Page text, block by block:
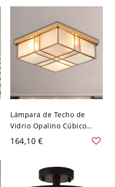
Negro 110 A 120 V
Lámpara de Techo de
Vidrio Opalino Cúbico
Rústica 2 Luces
Dormitorio Empotrada en
164,10 €